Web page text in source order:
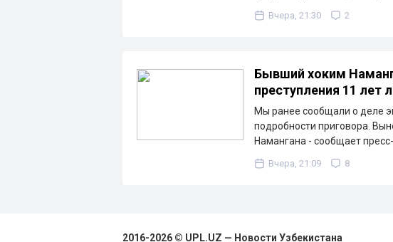
Вчера, 21:30 2
Бывший хоким
преступления 11 лет
Мы ранее сообщали о деле
подробности приговора.
Намангана - сообщает
Вчера, 21:09 8
2016-2026 © UPL.UZ — Новости Узбекистана